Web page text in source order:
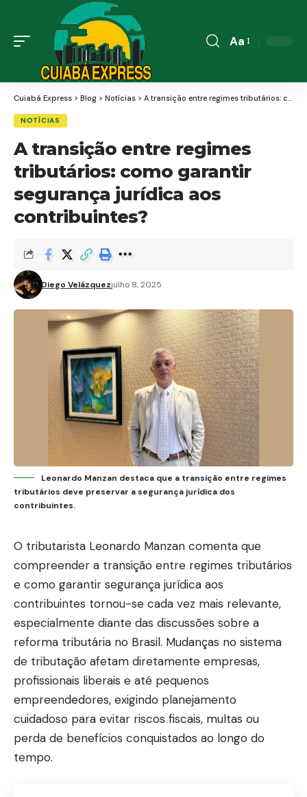
Font
Aa
Cuiabá Express > Blog > Notícias > A transição entre regimes tributários: como garantir segurança jurídica aos contribuintes?
NOTÍCIAS
A transição entre regimes
tributários: como garantir
segurança jurídica aos
contribuintes?
Diego Velázquezjulho 8, 2025
Leonardo Manzan destaca que a transição entre regimes
tributários deve preservar a segurança jurídica dos
contribuintes.
O tributarista Leonardo Manzan comenta que
compreender a transição entre regimes tributários
e como garantir segurança jurídica aos
contribuintes tornou-se cada vez mais relevante,
especialmente diante das discussões sobre a
reforma tributária no Brasil. Mudanças no sistema
de tributação afetam diretamente empresas,
profissionais liberais e até pequenos
empreendedores, exigindo planejamento
cuidadoso para evitar riscos fiscais, multas ou
perda de benefícios conquistados ao longo do
tempo.